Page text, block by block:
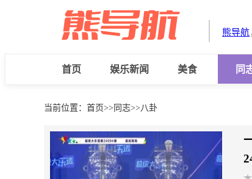
熊导航
首页 娱乐新闻 美食 同
当前位置： 首页>> 同志>>八卦